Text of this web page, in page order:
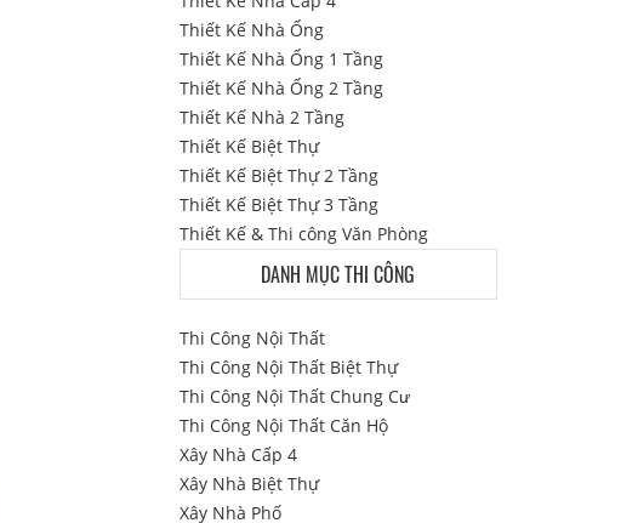
Thiết Kế Nhà Ống
Thiết Kế Nhà Ống 1 Tầng
Thiết Kế Nhà Ống 2 Tầng
Thiết Kế Nhà 2 Tầng
Thiết Kế Biệt Thự
Thiết Kế Biệt Thự 2 Tầng
Thiết Kế Biệt Thự 3 Tầng
Thiết Kế & Thi công Văn Phòng
DANH MỤC THI CÔNG
Thi Công Nội Thất
Thi Công Nội Thất Biệt Thự
Thi Công Nội Thất Chung Cư
Thi Công Nội Thất Căn Hộ
Xây Nhà Cấp 4
Xây Nhà Biệt Thự
Xây Nhà Phố